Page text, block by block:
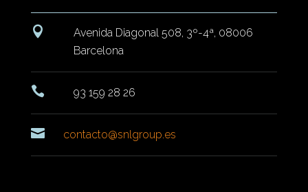

Avenida Diagonal 508, 3º-4ª, 08006
Barcelona
 93 159 28 26
 contacto@snlgroup.es